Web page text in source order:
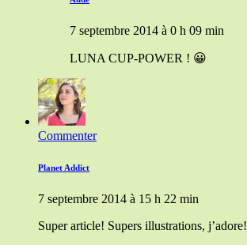
7 septembre 2014 à 0 h 09 min
LUNA CUP-POWER ! 😀
Commenter
Planet Addict
7 septembre 2014 à 15 h 22 min
Super article! Supers illustrations, j’adore!